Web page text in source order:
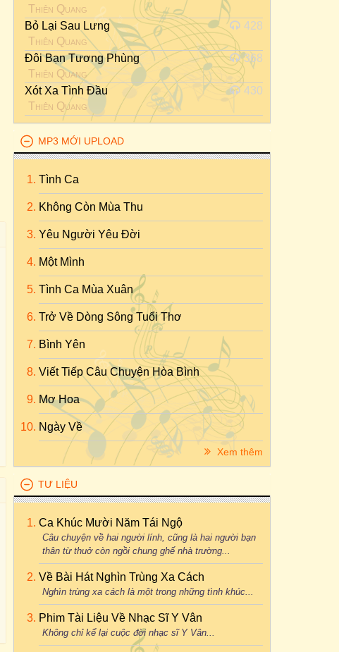
Thiên Quang
Bỏ Lại Sau Lưng
Thiên Quang
428
Đôi Bạn Tương Phùng
Thiên Quang
368
Xót Xa Tình Đầu
Thiên Quang
430
MP3 MỚI UPLOAD
Tình Ca
Không Còn Mùa Thu
Yêu Người Yêu Đời
Một Mình
Tình Ca Mùa Xuân
Trở Về Dòng Sông Tuổi Thơ
Bình Yên
Viết Tiếp Câu Chuyện Hòa Bình
Mơ Hoa
Ngày Về
Xem thêm
TƯ LIỆU
Ca Khúc Mười Năm Tái Ngộ
Câu chuyện về hai người lính, cũng là hai người bạn
thân từ thuở còn ngồi chung ghế nhà trường...
Về Bài Hát Nghìn Trùng Xa Cách
Nghìn trùng xa cách là một trong những tình khúc...
Phim Tài Liệu Về Nhạc Sĩ Y Vân
Không chỉ kể lại cuộc đời nhạc sĩ Y Vân...